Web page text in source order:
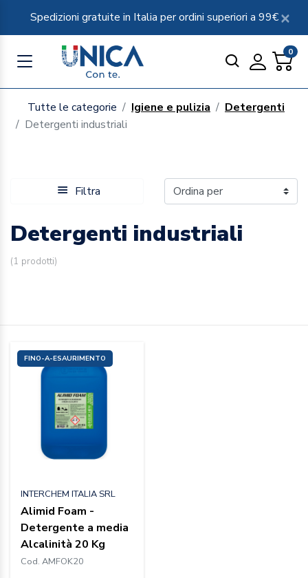
Spedizioni gratuite in Italia per ordini superiori a 99€
0
Tutte le categorie Igiene e pulizia
Detergenti
Detergenti industriali
Filtra
Detergenti industriali
(1 prodotti)
FINO-A-ESAURIMENTO
INTERCHEM ITALIA SRL
Alimid Foam -
Detergente a media
Alcalinità 20 Kg
Cod. AMFOK20